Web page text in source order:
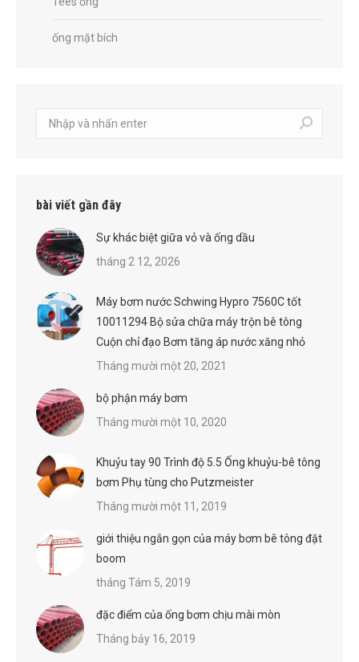
ống mặt bích
Tìm
kiếm:
bài viết gần đây
Sự khác biệt giữa vỏ và ống dầu
tháng 2 12, 2026
Máy bơm nước Schwing Hypro 7560C tốt
10011294 Bộ sửa chữa máy trộn bê tông
Cuộn chỉ đạo Bơm tăng áp nước xăng nhỏ
Tháng mười một 20, 2021
bộ phận máy bơm
Tháng mười một 10, 2020
Khuỷu tay 90 Trình độ 5.5 Ống khuỷu-bê tông
bơm Phụ tùng cho Putzmeister
Tháng mười một 11, 2019
giới thiệu ngắn gọn của máy bơm bê tông đặt
boom
tháng Tám 5, 2019
đặc điểm của ống bơm chịu mài mòn
Tháng bảy 16, 2019